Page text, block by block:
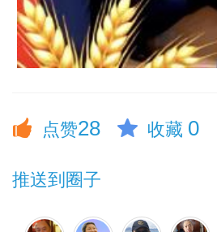
点赞28 收藏 0
推送到圈子